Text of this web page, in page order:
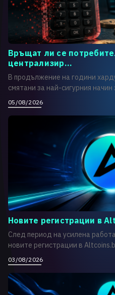
Връщат ли се
централизир...
В продължение на години
смятани за най-сигурния
05/08/2026
Новите регистрации в
След период на усилена
новите регистрации в
03/08/2026